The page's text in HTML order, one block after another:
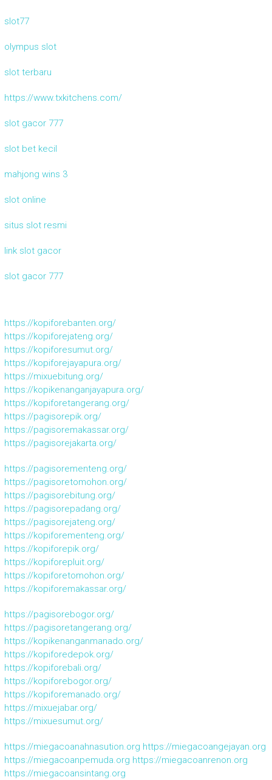
slot77
olympus slot
slot terbaru
https://www.txkitchens.com/
slot gacor 777
slot bet kecil
mahjong wins 3
slot online
situs slot resmi
link slot gacor
slot gacor 777
https://kopiforebanten.org/
https://kopiforejateng.org/
https://kopiforesumut.org/
https://kopiforejayapura.org/
https://mixuebitung.org/
https://kopikenanganjayapura.org/
https://kopiforetangerang.org/
https://pagisorepik.org/
https://pagisoremakassar.org/
https://pagisorejakarta.org/
https://pagisorementeng.org/
https://pagisoretomohon.org/
https://pagisorebitung.org/
https://pagisorepadang.org/
https://pagisorejateng.org/
https://kopiforementeng.org/
https://kopiforepik.org/
https://kopiforepluit.org/
https://kopiforetomohon.org/
https://kopiforemakassar.org/
https://pagisorebogor.org/
https://pagisoretangerang.org/
https://kopikenanganmanado.org/
https://kopiforedepok.org/
https://kopiforebali.org/
https://kopiforebogor.org/
https://kopiforemanado.org/
https://mixuejabar.org/
https://mixuesumut.org/
https://miegacoanahnasution.org https://miegacoangejayan.org
https://miegacoanpemuda.org https://miegacoanrenon.org
https://miegacoansintang.org